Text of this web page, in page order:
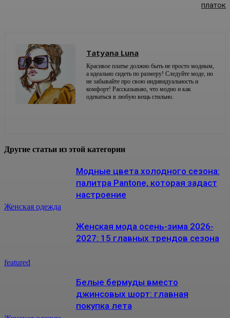
платок
Tatyana Luna
Красивое платье должно быть не просто модным,
а идеально сидеть по размеру! Следуйте моде, но
не забывайте про свою индивидуальность и
комфорт! Рассказываю, что модно и как
одеваться в любую вещь стильно.
Другие статьи из этой категории
Женская одежда
Модные цвета холодного сезона:
палитра Pantone, которая задаст
настроение
featured
Женская мода осень-зима 2026-
2027: 15 главных трендов сезона
Белые бермуды вместо
джинсовых шорт: главная
покупка лета